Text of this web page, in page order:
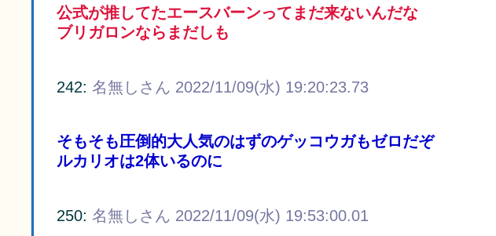
公式が推してたエースバーンってまだ来ないんだな
ブリガロンならまだしも
242: 名無しさん 2022/11/09(水) 19:20:23.73
そもそも圧倒的大人気のはずのゲッコウガもゼロだぞ
ルカリオは2体いるのに
250: 名無しさん 2022/11/09(水) 19:53:00.01